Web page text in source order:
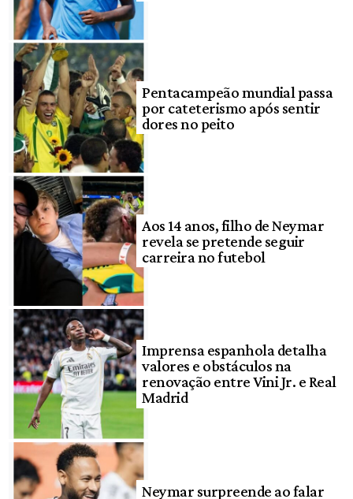
Pentacampeão mundial passa
por cateterismo após sentir
dores no peito
Aos 14 anos, filho de Neymar
revela se pretende seguir
carreira no futebol
Imprensa espanhola detalha
valores e obstáculos na
renovação entre Vini Jr. e Real
Madrid
Neymar surpreende ao falar